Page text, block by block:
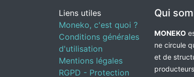
Liens utiles
Moneko, c'est quoi ?
Conditions générales
d'utilisation
Mentions légales
RGPD - Protection
Qui
MONEKO
ne circule
et de